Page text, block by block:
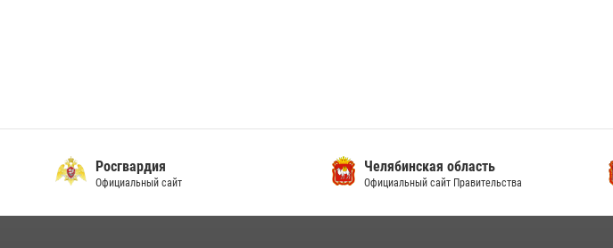
Росгвардия
Официальный сайт
Челябинская область
Официальный сайт Правительства